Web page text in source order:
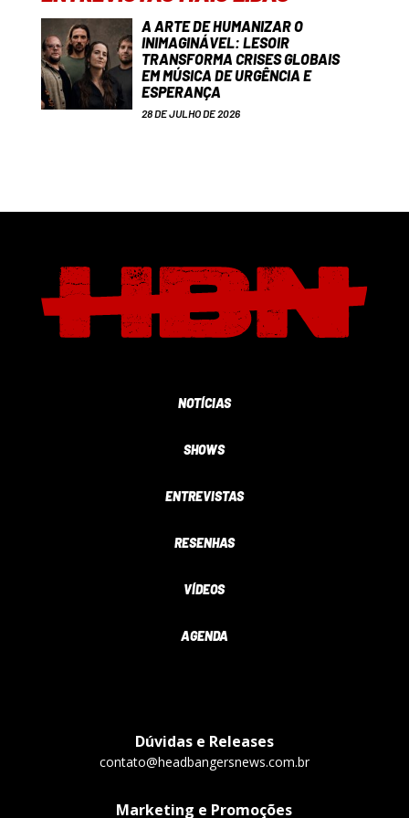
A ARTE DE HUMANIZAR O
INIMAGINÁVEL: LESOIR
TRANSFORMA CRISES GLOBAIS
EM MÚSICA DE URGÊNCIA E
ESPERANÇA
28 DE JULHO DE 2026
NOTÍCIAS
SHOWS
ENTREVISTAS
RESENHAS
VÍDEOS
AGENDA
Dúvidas e Releases
contato@headbangersnews.com.br
Marketing e Promoções